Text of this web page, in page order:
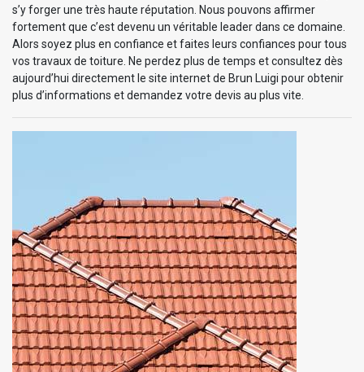
s’y forger une très haute réputation. Nous pouvons affirmer
fortement que c’est devenu un véritable leader dans ce domaine.
Alors soyez plus en confiance et faites leurs confiances pour tous
vos travaux de toiture. Ne perdez plus de temps et consultez dès
aujourd’hui directement le site internet de Brun Luigi pour obtenir
plus d’informations et demandez votre devis au plus vite.